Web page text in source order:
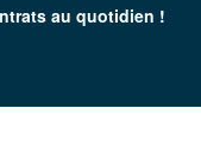
au quotidien !